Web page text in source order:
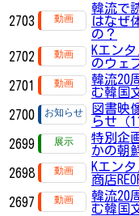
2703
韓流で
はなぜ
の？
2702
Kエン
のウェ
2701
韓流20
む韓国
2700
図書映
らせ（
2699
特別企
かの朝
2698
Kエン
商店
2697
韓流20
む韓国